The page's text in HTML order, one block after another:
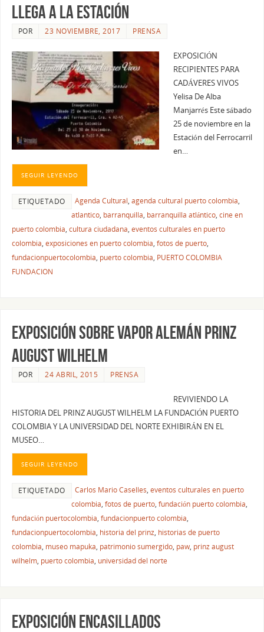
LLEGA A LA ESTACIÓN
POR 23 NOVIEMBRE, 2017 PRENSA
EXPOSICIÓN
RECIPIENTES PARA
CADÁVERES VIVOS
Yelisa De Alba
Manjarrés Este sábado
25 de noviembre en la
Estación del Ferrocarril
en…
SEGUIR LEYENDO
ETIQUETADO Agenda Cultural, agenda cultural puerto colombia,
atlantico, barranquilla, barranquilla atlántico, cine en
puerto colombia, cultura ciudadana, eventos culturales en puerto
colombia, exposiciones en puerto colombia, fotos de puerto,
fundacionpuertocolombia, puerto colombia, PUERTO COLOMBIA
FUNDACION
EXPOSICIÓN SOBRE VAPOR ALEMÁN PRINZ
AUGUST WILHELM
POR 24 ABRIL, 2015 PRENSA
REVIVIENDO LA
HISTORIA DEL PRINZ AUGUST WILHELM LA FUNDACIÓN PUERTO
COLOMBIA Y LA UNIVERSIDAD DEL NORTE EXHIBIRÁN EN EL
MUSEO…
SEGUIR LEYENDO
ETIQUETADO Carlos Mario Caselles, eventos culturales en puerto
colombia, fotos de puerto, fundación puerto colombia,
fundación puertocolombia, fundacionpuerto colombia,
fundacionpuertocolombia, historia del prinz, historias de puerto
colombia, museo mapuka, patrimonio sumergido, paw, prinz august
wilhelm, puerto colombia, universidad del norte
EXPOSICIÓN ENCASILLADOS